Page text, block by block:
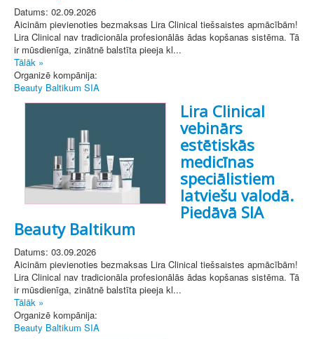
Datums: 02.09.2026
Aicinām pievienoties bezmaksas Lira Clinical tiešsaistes apmācībām!
Lira Clinical nav tradicionāla profesionālās ādas kopšanas sistēma. Tā
ir mūsdienīga, zinātnē balstīta pieeja kl...
Tālāk »
Organizē kompānija:
Beauty Baltikum SIA
Lira Clinical
vebinārs
estētiskās
medicīnas
speciālistiem
latviešu valodā.
Piedāvā SIA
Beauty Baltikum
Datums: 03.09.2026
Aicinām pievienoties bezmaksas Lira Clinical tiešsaistes apmācībām!
Lira Clinical nav tradicionāla profesionālās ādas kopšanas sistēma. Tā
ir mūsdienīga, zinātnē balstīta pieeja kl...
Tālāk »
Organizē kompānija:
Beauty Baltikum SIA